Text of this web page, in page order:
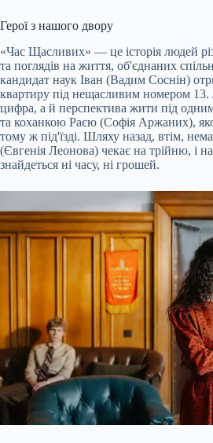
Герої з нашого двору
«Час Щасливих» — це історія людей
та поглядів на життя, об'єднаних
кандидат наук Іван (Вадим Соснін)
квартиру під нещасливим номером
цифра, а й перспектива жити під
та коханкою Раєю (Софія Аржаних),
тому ж під'їзді. Шляху назад, втім,
(Євгенія Леонова) чекає на трійню, і
знайдеться ні часу, ні грошей.